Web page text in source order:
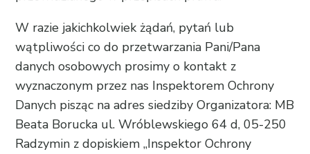
W razie jakichkolwiek żądań, pytań lub
wątpliwości co do przetwarzania Pani/Pana
danych osobowych prosimy o kontakt z
wyznaczonym przez nas Inspektorem Ochrony
Danych pisząc na adres siedziby Organizatora: MB
Beata Borucka ul. Wróblewskiego 64 d, 05-250
Radzymin z dopiskiem „Inspektor Ochrony